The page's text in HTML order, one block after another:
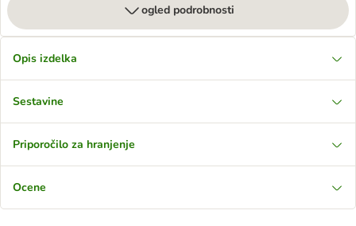
ogled podrobnosti
Opis izdelka
Sestavine
Priporočilo za hranjenje
Ocene